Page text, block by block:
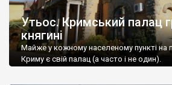
Утьос. Кримський палац
княгині
Майже у кожному населеному пункті на
Криму є свій палац (а часто і не один).